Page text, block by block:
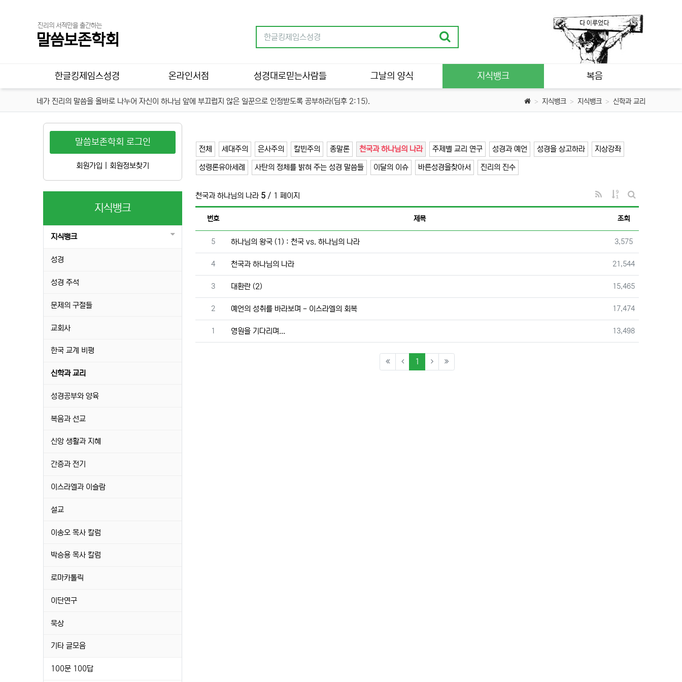
진리의 서적만을 출간하는
말씀보존학회
한글킹제임스성경 온라인서점 성경대로믿는사람들 그날의 양식 지식뱅크 복음
네가 진리의 말씀을 올바로 나누어 자신이 하나님 앞에 부끄럽지 않은 일꾼으로 인정받도록 공부하라(딤후 2:15). 지식뱅크 지식뱅크 신학과 교리
전체 세대주의 은사주의 칼빈주의 종말론 천국과 하나님의 나라 주제별 교리 연구 성경과 예언 성경을 상고하라 지상강좌
성령론유아세례 사탄의 정체를 밝혀 주는 성경 말씀들 이달의 이슈 바른성경을찾아서 진리의 진수
천국과 하나님의 나라 5 / 1 페이지 RSS
게시물 정렬
게시판 검색
번호
제목 조회
번호
5 하나님의 왕국 (1) : 천국 vs. 하나님의 나라 조회
3,575
번호
4 천국과 하나님의 나라 조회
21,544
번호
3 대환란 (2) 조회
15,465
번호
2 예언의 성취를 바라보며 - 이스라엘의 회복 조회
17,474
번호
1 영원을 기다리며... 조회
13,498
1 (current)
말씀보존학회 로그인
회원가입 회원정보찾기
지식뱅크
지식뱅크
성경
성경 주석
문제의 구절들
교회사
한국 교계 비평
신학과 교리
성경공부와 양육
복음과 선교
신앙 생활과 지혜
간증과 전기
이스라엘과 이슬람
설교
이송오 목사 칼럼
박승용 목사 칼럼
로마카톨릭
이단연구
묵상
기타 글모음
100문 100답